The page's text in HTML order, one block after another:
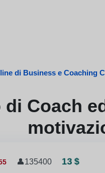
di Business e Coaching
di Coach
👤135400 13 $